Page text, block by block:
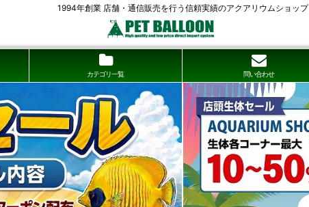
1994年創業 店舗・通信販売を行う信頼実績のアクアリウムショップ
カテゴリ一覧 問い合わせ